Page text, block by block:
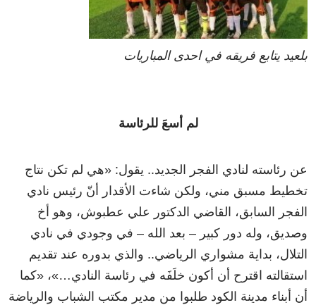
بلعيد يتابع فريقه في احدى المباريات
لم أسعَ للرئاسة
عن رئاسته لنادي الفجر الجديد.. يقول: «هي لم تكن نتاج
تخطيط مسبق مني، ولكن شاءت الأقدار أنّ رئيس نادي
الفجر السابق، القاضي الدكتور علي عطبوش، وهو أخ
وصديق، وله دور كبير – بعد الله – في وجودي في نادي
التلال، بداية مشواري الرياضي.. والذي بدوره عند تقديم
استقالته اقترح أن أكون خلَفَه في رئاسة النادي…»، «كما
أن أبناء مدينة الكود طلبوا من مدير مكتب الشباب والرياضة